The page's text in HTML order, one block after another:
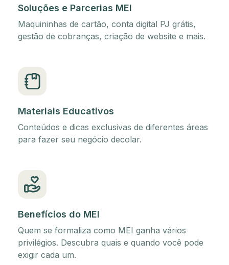
Soluções e Parcerias MEI
Maquininhas de cartão, conta digital PJ grátis,
gestão de cobranças, criação de website e mais.
Materiais Educativos
Conteúdos e dicas exclusivas de diferentes áreas
para fazer seu negócio decolar.
Benefícios do MEI
Quem se formaliza como MEI ganha vários
privilégios. Descubra quais e quando você pode
exigir cada um.